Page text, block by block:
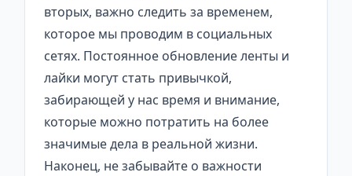
вторых, важно следить за временем,
которое мы проводим в социальных
сетях. Постоянное обновление ленты и
лайки могут стать привычкой,
забирающей у нас время и внимание,
которые можно потратить на более
значимые дела в реальной жизни.
Наконец, не забывайте о важности